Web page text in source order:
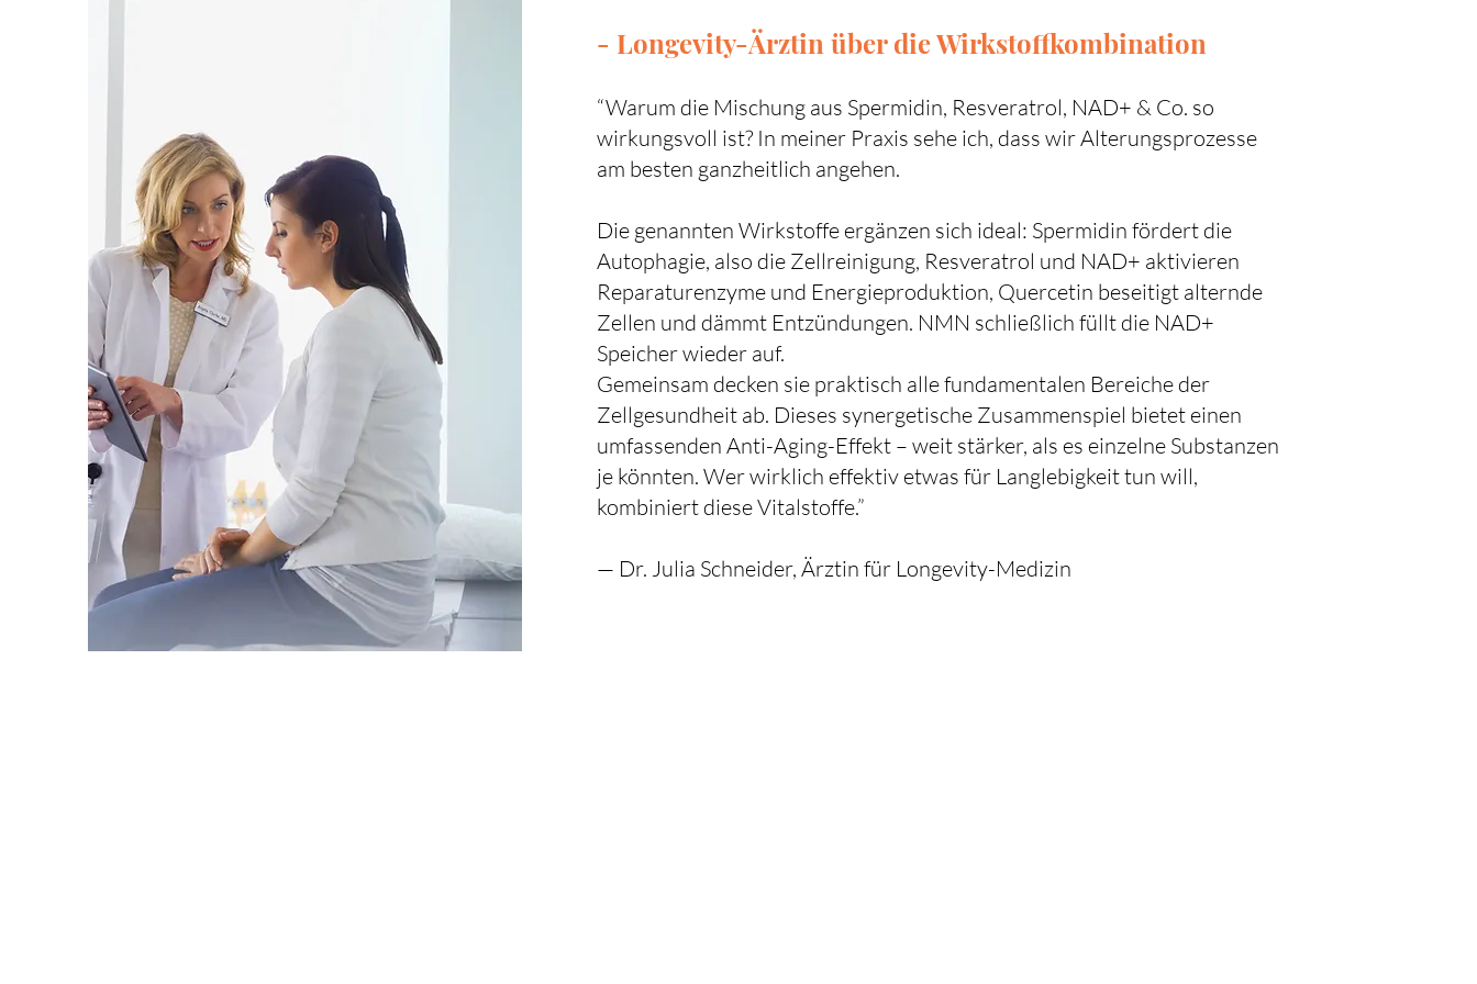
- Longevity-Ärztin über die Wirkstoffkombination
​​“Warum die Mischung aus Spermidin, Resveratrol, NAD+ & Co. so
wirkungsvoll ist? In meiner Praxis sehe ich, dass wir Alterungsprozesse
am besten ganzheitlich angehen.
Die genannten Wirkstoffe ergänzen sich ideal: Spermidin fördert die
Autophagie, also die Zellreinigung, Resveratrol und NAD+ aktivieren
Reparaturenzyme und Energieproduktion, Quercetin beseitigt alternde
Zellen und dämmt Entzündungen. NMN schließlich füllt die NAD+
Speicher wieder auf.
Gemeinsam decken sie praktisch alle fundamentalen Bereiche der
Zellgesundheit ab. Dieses synergetische Zusammenspiel bietet einen
umfassenden Anti-Aging-Effekt – weit stärker, als es einzelne Substanzen
je könnten. Wer wirklich effektiv etwas für Langlebigkeit tun will,
kombiniert diese Vitalstoffe.”
— Dr. Julia Schneider, Ärztin für Longevity-Medizin